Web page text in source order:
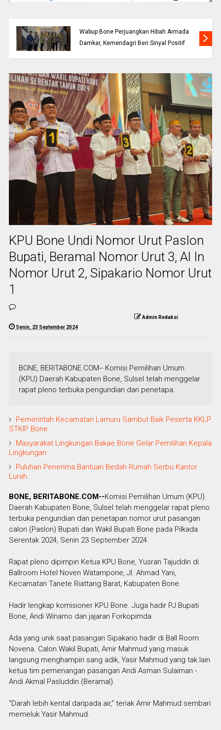
Wabup Bone Perjuangkan Hibah Armada
Damkar, Kemendagri Beri Sinyal Positif
KPU Bone Undi Nomor Urut Paslon
Bupati, Beramal Nomor Urut 3, Al In
Nomor Urut 2, Sipakario Nomor Urut
1
Admin Redaksi
Senin, 23 September 2024
BONE, BERITABONE.COM-- Komisi Pemilihan Umum
(KPU) Daerah Kabupaten Bone, Sulsel telah menggelar
rapat pleno terbuka pengundian dan penetapa...
Pemerintah Kecamatan Lamuru Sambut Baik Peserta KKLP
STKIP Bone
Masyarakat Lingkungan Bakae Bone Gelar Pemilihan Kepala
Lingkungan
Puluhan Penerima Bantuan Bedah Rumah Serbu Kantor
Lurah
BONE, BERITABONE.COM--Komisi Pemilihan Umum (KPU)
Daerah Kabupaten Bone, Sulsel telah menggelar rapat pleno
terbuka pengundian dan penetapan nomor urut pasangan
calon (Paslon) Bupati dan Wakil Bupati Bone pada Pilkada
Serentak 2024, Senin 23 September 2024.
Rapat pleno dipimpin Ketua KPU Bone, Yusran Tajuddin di
Ballroom Hotel Noven Watampone, Jl. Ahmad Yani,
Kecamatan Tanete Riattang Barat, Kabupaten Bone.
Hadir lengkap komisioner KPU Bone. Juga hadir PJ Bupati
Bone, Andi Winarno dan jajaran Forkopimda.
Ada yang unik saat pasangan Sipakario hadir di Ball Room
Novena. Calon Wakil Bupati, Amir Mahmud yang masuk
langsung menghampiri sang adik, Yasir Mahmud yang tak lain
ketua tim pemenangan pasangan Andi Asman Sulaiman -
Andi Akmal Pasluddin (Beramal).
"Darah lebih kental daripada air," teriak Amir Mahmud sembari
memeluk Yasir Mahmud.